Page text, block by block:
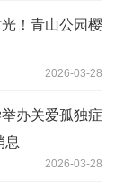
！青山公园樱
2026-03-28
办关爱孤独症
息
2026-03-28